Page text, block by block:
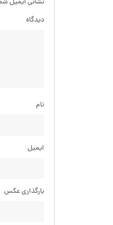
نشانی ایمیل
دیدگاه
نام
ایمیل
بارگذاری عکس